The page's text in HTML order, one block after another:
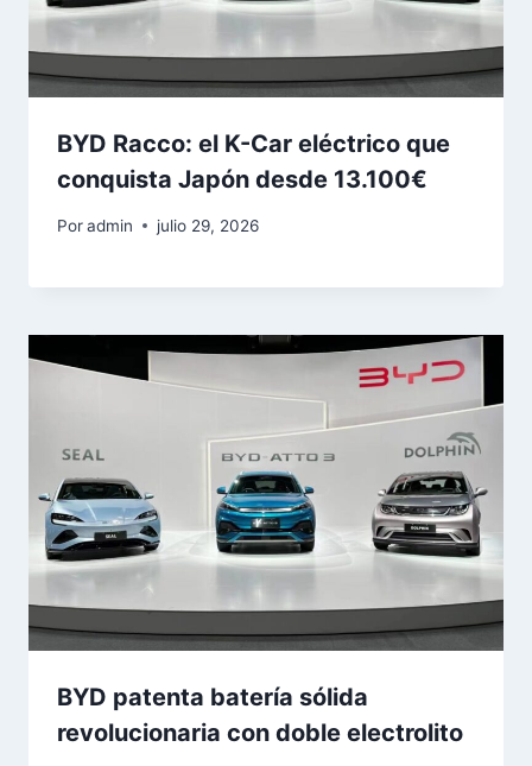
BYD Racco: el K-Car eléctrico que
conquista Japón desde 13.100€
Poradmin julio 29, 2026
BYD patenta batería sólida
revolucionaria con doble electrolito